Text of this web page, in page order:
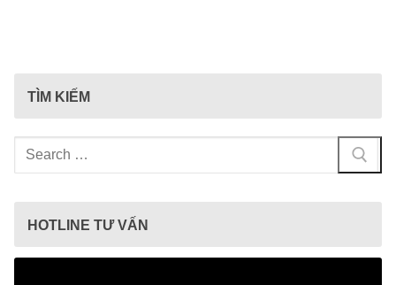
TÌM KIẾM
Tìm
kiếm
HOTLINE TƯ VẤN